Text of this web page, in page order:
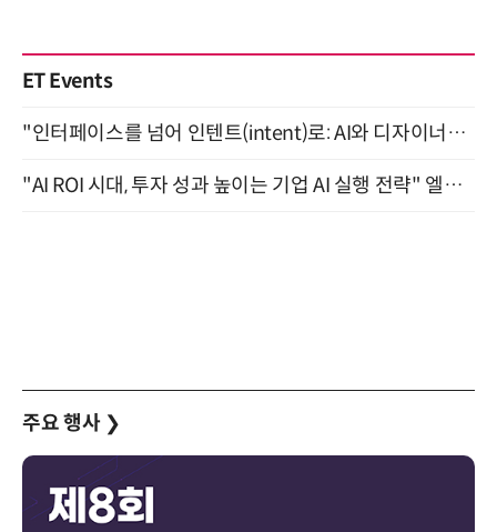
ET Events
"인터페이스를 넘어 인텐트(intent)로: AI와 디자이너가 함께 만드는 공존의 UX" 강남역 (9/2)
"AI ROI 시대, 투자 성과 높이는 기업 AI 실행 전략" 엘타워 6층 (9월 18일)
주요 행사 ❯